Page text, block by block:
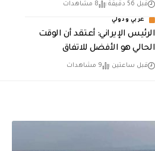
قبل 56 دقيقة 8 مشاهدات
عربي ودولي
الرئيس الإيراني: أعتقد أن الوقت
الحالي هو الأفضل للاتفاق
قبل ساعتين 9 مشاهدات